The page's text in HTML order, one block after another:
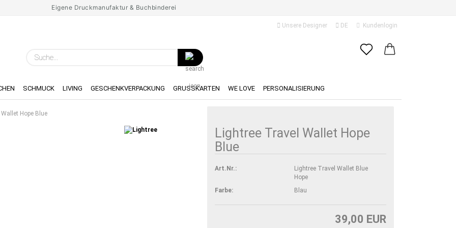
Eigene Druckmanufaktur & Buchbinderei
Unsere Designer DE
Lieferland
Kundenlogin
Passwort vergessen?
Suche...
SCHMUCK LIVING GESCHENKVERPACKUNG GRUSSKARTEN WE LOVE PERSONALISIERUNG
Hope Blue
Lightree Travel Wallet Hope
Blue
Art.Nr.:
Lightree Travel Wallet Blue
Hope
Farbe:
Blau
39,00 EUR